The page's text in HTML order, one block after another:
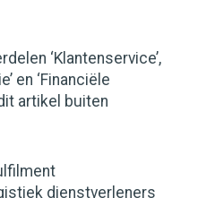
‘Klantenservice’,
en ‘Financiële
artikel buiten
dienstverleners